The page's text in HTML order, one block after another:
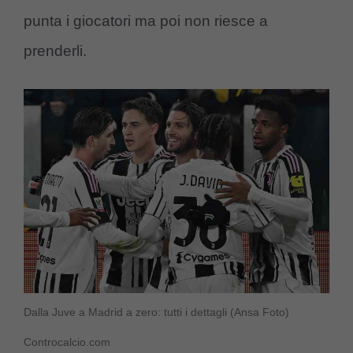
punta i giocatori ma poi non riesce a
prenderli.
Dalla Juve a Madrid a zero: tutti i dettagli (Ansa Foto)
Controcalcio.com